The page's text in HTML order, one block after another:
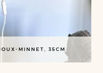
MINNET, 35CM